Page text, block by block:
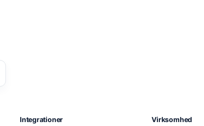
Integrationer
Virksomhed